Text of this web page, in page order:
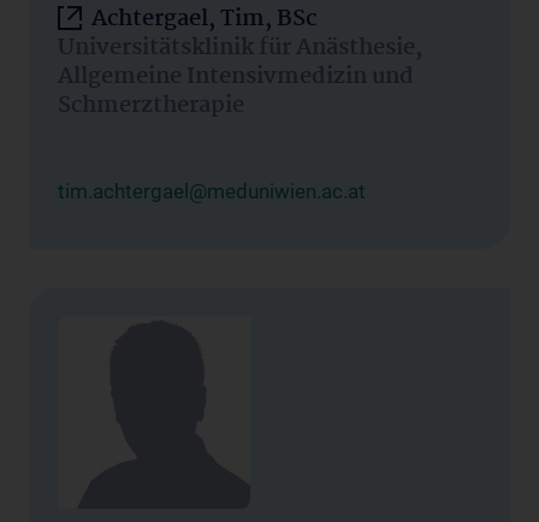
Achtergael, Tim, BSc
Universitätsklinik für Anästhesie,
Allgemeine Intensivmedizin und
Schmerztherapie
tim.achtergael@meduniwien.ac.at